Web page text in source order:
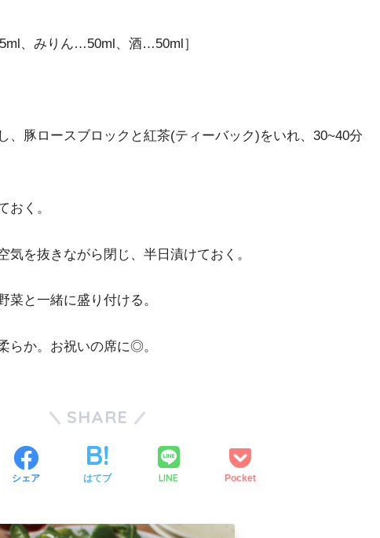
、みりん…50ml、酒…50ml］
、豚ロースブロックと紅茶(ティーバック)をいれ、30~40分
おく。
気を抜きながら閉じ、半日漬けておく。
菜と一緒に盛り付ける。
らか。お祝いの席に◎。
SHARE
シェア はてブ LINE Pocket